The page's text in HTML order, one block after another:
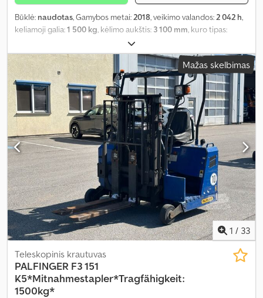
Būklė: naudotas, Gamybos metai:2018, veikimo valandos:2 042 h,
keliamoji galia:1 500 kg, kėlimo aukštis: 3 100 mm, kuro tipas:
automatinis
Mažas skelbimas
1 / 33
Teleskopinis krautuvas
PALFINGER F3 151
K5*Mitnahmestapler*Tragfähigkeit:
1500kg*